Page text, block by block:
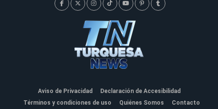
Aviso de Privacidad
Declaración de Accesibilidad
Términos y condiciones de uso
Quiénes Somos Contacto